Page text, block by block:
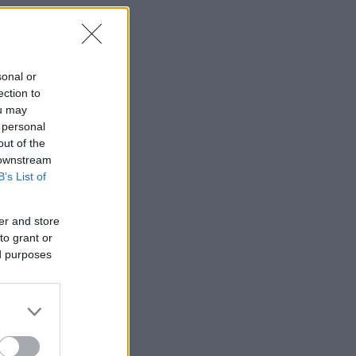
or
to
may
of the
List of
and store
grant or
purposes